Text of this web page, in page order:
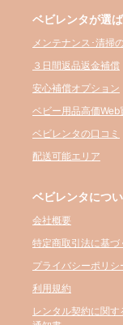
ベビレンタが選
メンテナンス･清掃
３日間返品返金補償
安心補償オプション
ベビー用品高価Web
ベビレンタの口コミ
配送可能エリア
ベビレンタにつ
会社概要
特定商取引法に基づ
プライバシーポリシ
利用規約
レンタル契約に関